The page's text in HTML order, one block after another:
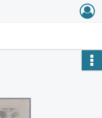
- Colmar